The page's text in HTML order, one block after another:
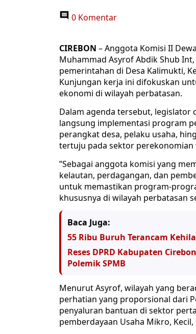
0 Komentar
CIREBON – Anggota Komisi II
Muhammad Asyrof Abdik Shub
pemerintahan di Desa Kalimukti,
Kunjungan kerja ini difokuskan
ekonomi di wilayah perbatasan.
​Dalam agenda tersebut, legislator
langsung implementasi program
perangkat desa, pelaku usaha,
tertuju pada sektor
​”Sebagai anggota komisi yang
kelautan, perdagangan, dan
untuk memastikan program-
khususnya di wilayah perbatasan
Baca Juga:
55 Ribu Buruh Terancam
Reses DPRD Kabupaten
Polemik SPMB
​Menurut Asyrof, wilayah yang
perhatian yang proporsional dari
penyaluran bantuan di sektor
pemberdayaan Usaha Mikro,